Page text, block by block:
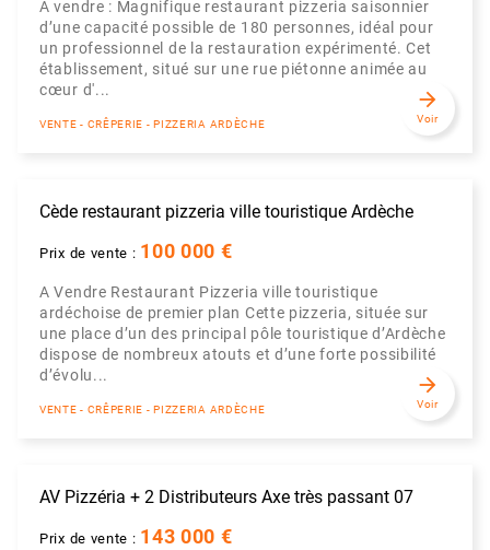
À vendre : Magnifique restaurant pizzeria saisonnier
d’une capacité possible de 180 personnes, idéal pour
un professionnel de la restauration expérimenté. Cet
établissement, situé sur une rue piétonne animée au
cœur d'...
VENTE - CRÊPERIE - PIZZERIA ARDÈCHE
arrow_forward
Voir
Cède restaurant pizzeria ville touristique Ardèche
Prix de vente : 100 000 €
A Vendre Restaurant Pizzeria ville touristique
ardéchoise de premier plan Cette pizzeria, située sur
une place d’un des principal pôle touristique d’Ardèche
dispose de nombreux atouts et d’une forte possibilité
d’évolu...
VENTE - CRÊPERIE - PIZZERIA ARDÈCHE
arrow_forward
Voir
AV Pizzéria + 2 Distributeurs Axe très passant 07
Prix de vente : 143 000 €